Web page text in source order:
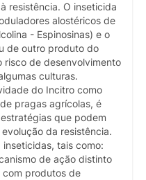
resistência. O inseticida
alostéricos de
- Espinosinas) e o
de outro produto do
risco de desenvolvimento
culturas.
do Incitro como
pragas agrícolas, é
que podem
da resistência.
tais como:
de ação distinto
com produtos de